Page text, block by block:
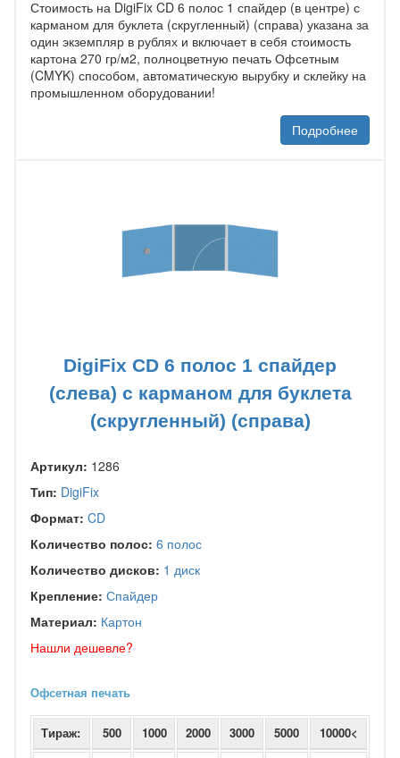
Стоимость на DigiFix CD 6 полос 1 спайдер (в центре) с
карманом для буклета (скругленный) (справа) указана за
один экземпляр в рублях и включает в себя стоимость
картона 270 гр/м2, полноцветную печать Офсетным
(CMYK) способом, автоматическую вырубку и склейку на
промышленном оборудовании!
Подробнее
DigiFix CD 6 полос 1 спайдер
(слева) с карманом для буклета
(скругленный) (справа)
Артикул: 1286
Тип: DigiFix
Формат: CD
Количество полос: 6 полос
Количество дисков: 1 диск
Крепление: Спайдер
Материал: Картон
Нашли дешевле?
Офсетная печать
Тираж: 500 1000 2000 3000 5000 10000<